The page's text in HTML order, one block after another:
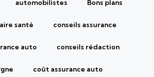
automobilistes Bons plans
santé conseils assurance
auto conseils rédaction
coût assurance auto